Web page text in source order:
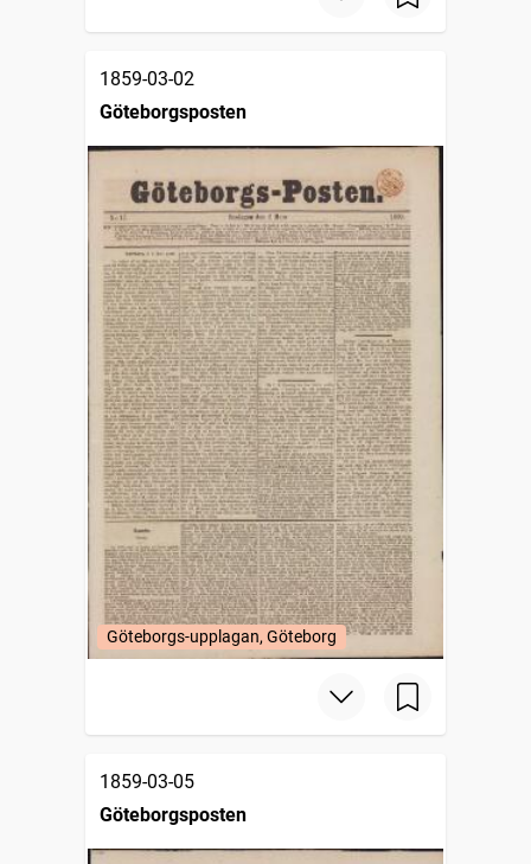
1859-03-02
Göteborgsposten
Göteborgs-upplagan, Göteborg
1859-03-05
Göteborgsposten